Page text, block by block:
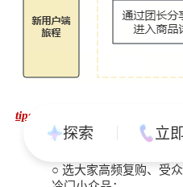
tips：
○ 设置多阶梯优惠力度
激用户多拉人，这样可
○ 选大家高频复购、受
探索 立